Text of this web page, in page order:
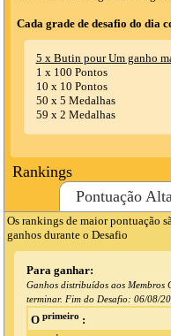
Cada grade de desafio do dia
5 x Butin pour Um ganho
1 x 100 Pontos
10 x 10 Pontos
50 x 5 Medalhas
59 x 2 Medalhas
Rankings
Pontuação Alta
Os rankings de maior pontuação
ganhos durante o Desafio
Para ganhar:
Ganhos distribuídos aos Membros
terminar. Fim do Desafio: 06/08/
Oprimeiro :